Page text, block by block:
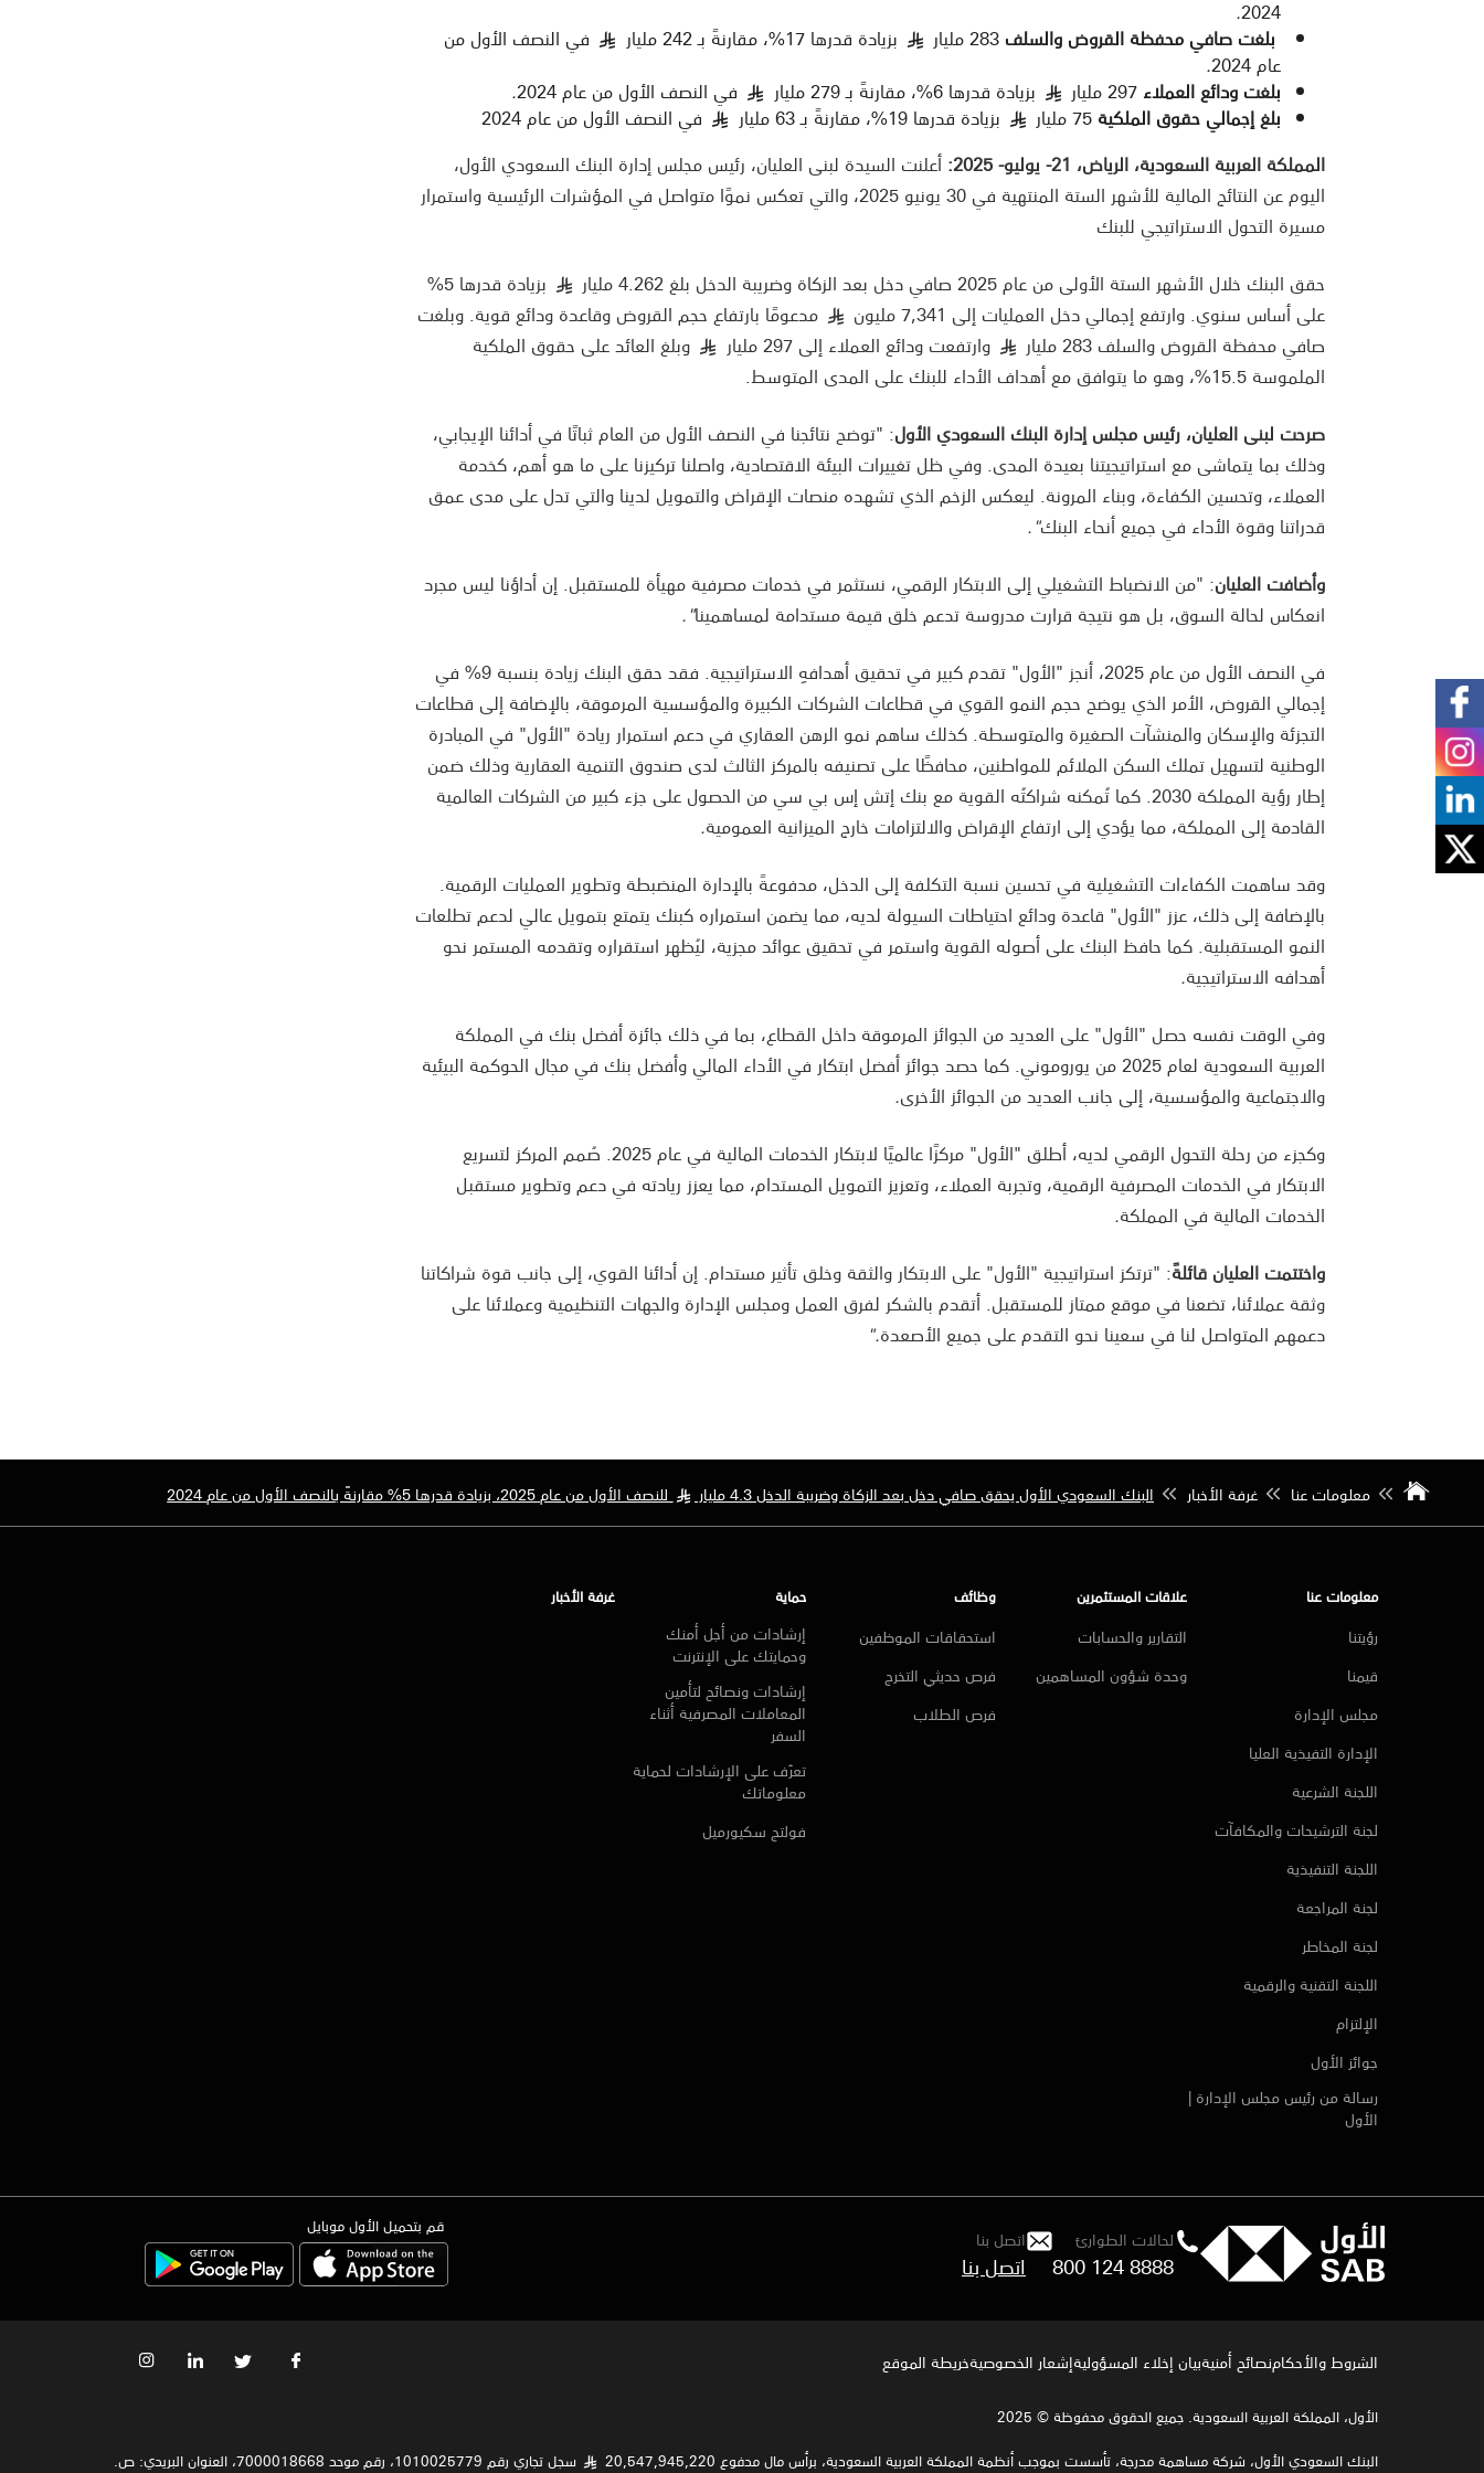
2024
.
بلغت صافي محفظة القروض والسلف
§ بزيادة قدرها 17%، مقارنةً بـ 242 مليار §
في النصف الأول من
عام 2024
.
بلغت ودائع العملاء
§ بزيادة قدرها 6%، مقارنةً بـ 279 مليار § في النصف الأول من عام 2024
.
بلغ إجمالي حقوق الملكية
§ بزيادة قدرها 19%، مقارنةً بـ 63 مليار §
في النصف الأول من عام 2024
المملكة العربية السعودية، الرياض، 21- يوليو- 2025:
أعلنت السيدة لبنى العليان، رئيس مجلس إدارة البنك السعودي الأول،
اليوم عن النتائج المالية للأشهر الستة المنتهية في 30 يونيو 2025، والتي تعكس نموًا متواصل في المؤشرات الرئيسية واستمرار
مسيرة التحول الاستراتيجي للبنك
حقق البنك خلال الأشهر الستة الأولى من عام 2025 صافي دخل بعد الزكاة وضريبة الدخل بلغ 4.262 مليار
§
بزيادة قدرها 5%
على أساس سنوي. وارتفع إجمالي دخل العمليات إلى 7,341 مليون
§ مدعومًا بارتفاع حجم القروض وقاعدة ودائع قوية. وبلغت
صافي محفظة القروض والسلف 283 مليار
§ وارتفعت ودائع العملاء إلى 297 مليار § وبلغ العائد على حقوق الملكية
الملموسة 15.5%، وهو ما يتوافق مع أهداف الأداء للبنك على المدى المتوسط.
صرحت لبنى العليان، رئيس مجلس إدارة البنك السعودي الأول: "توضح نتائجنا في النصف الأول من العام ثباتًا في أدائنا الإيجابي،
وذلك بما يتماشى مع استراتيجيتنا بعيدة المدى. وفي ظل تغييرات البيئة الاقتصادية، واصلنا تركيزنا على ما هو أهم، كخدمة
العملاء، وتحسين الكفاءة، وبناء المرونة. ليعكس الزخم الذي تشهده منصات الإقراض والتمويل لدينا والتي تدل على مدى عمق
قدراتنا وقوة الأداء في جميع أنحاء البنك".
وأضافت العليان: "من الانضباط التشغيلي إلى الابتكار الرقمي، نستثمر في خدمات مصرفية مهيأة للمستقبل. إن أداؤنا ليس مجرد
انعكاس لحالة السوق، بل هو نتيجة قرارت مدروسة تدعم خلق قيمة مستدامة لمساهمينا".
في النصف الأول من عام 2025، أنجز "الأول" تقدم كبير في تحقيق أهدافهِ الاستراتيجية. فقد حقق البنك زيادة بنسبة 9% في
إجمالي القروض، الأمر الذي يوضح حجم النمو القوي في قطاعات الشركات الكبيرة والمؤسسية المرموقة، بالإضافة إلى قطاعات
التجزئة والإسكان والمنشآت الصغيرة والمتوسطة. كذلك ساهم نمو الرهن العقاري في دعم استمرار ريادة "الأول" في المبادرة
الوطنية لتسهيل تملك السكن الملائم للمواطنين، محافظًا على تصنيفه بالمركز الثالث لدى صندوق التنمية العقارية وذلك ضمن
إطار رؤية المملكة 2030. كما تُمكنه شراكتُه القوية مع بنك
إتش إس بي سي من الحصول على جزء كبير من الشركات العالمية
القادمة إلى المملكة، مما يؤدي إلى ارتفاع الإقراض والالتزامات خارج الميزانية العمومية.
وقد ساهمت الكفاءات التشغيلية في تحسين نسبة التكلفة إلى الدخل، مدفوعةً بالإدارة المنضبطة وتطوير العمليات الرقمية.
بالإضافة إلى ذلك، عزز "الأول" قاعدة ودائع احتياطات السيولة لديه، مما يضمن استمراره كبنك يتمتع بتمويل عالي لدعم تطلعات
النمو المستقبلية. كما حافظ البنك على أصوله القوية واستمر في تحقيق عوائد مجزية، ليُظهر استقراره وتقدمه المستمر نحو
أهدافه الاستراتيجية.
وفي الوقت نفسه حصل "الأول" على العديد من الجوائز المرموقة داخل القطاع، بما في ذلك جائزة أفضل بنك في المملكة
العربية السعودية لعام 2025 من يوروموني. كما حصد جوائز أفضل ابتكار في الأداء المالي وأفضل بنك في مجال الحوكمة البيئية
والاجتماعية والمؤسسية، إلى جانب العديد من الجوائز الأخرى.
وكجزء من رحلة التحول الرقمي لديه، أطلق "الأول" مركزًا عالميًا لابتكار الخدمات المالية في عام 2025. صُمم المركز لتسريع
الابتكار في الخدمات المصرفية الرقمية، وتجربة العملاء، وتعزيز التمويل المستدام، مما يعزز ريادته في دعم وتطوير مستقبل
الخدمات المالية في المملكة.
واختتمت العليان قائلةً: "ترتكز استراتيجية "الأول" على الابتكار والثقة وخلق تأثير مستدام. إن أدائنا القوي، إلى جانب قوة شراكاتنا
وثقة عملائنا، تضعنا في موقع ممتاز للمستقبل. أتقدم بالشكر لفرق العمل ومجلس الإدارة والجهات التنظيمية وعملائنا على
دعمهم المتواصل لنا في سعينا نحو التقدم على جميع الأصعدة."
معلومات عنا غرفة الأخبار البنك السعودي الأول يحقق صافي دخل بعد الزكاة وضريبة الدخل 4.3 مليار § للنصف الأول من عام 2025، بزيادة قدرها 5% مقارنةً بالنصف الأول من عام 2024
معلومات عنا
رؤيتنا
قيمنا
مجلس الإدارة
الإدارة التفيذية العليا
اللجنة الشرعية
لجنة الترشيحات والمكافآت
اللجنة التنفيذية
لجنة المراجعة
لجنة المخاطر
اللجنة التقنية والرقمية
الإلتزام
جوائز الأول
رسالة من رئيس مجلس الإدارة |
الأول
علاقات المستثمرين
التقارير والحسابات
وحدة شؤون المساهمين
وظائف
استحقاقات الموظفين
فرص حديثي التخرج
فرص الطلاب
حماية
إرشادات من أجل أمنك
وحمايتك على الإنترنت
إرشادات ونصائح لتأمين
المعاملات المصرفية أثناء
السفر
تعرّف على الإرشادات لحماية
معلوماتك
فولتج سكيورميل
غرفة الأخبار
لحالات الطوارئ
800 124 8888
اتصل بنا قم بتحميل الأول موبايل
الشروط والأحكامنصائح أمنيةبيان إخلاء المسؤوليةإشعار الخصوصية‍خريطة الموقع
الأول، المملكة العربية السعودية. جميع الحقوق محفوظة © 2025
البنك السعودي الأول، شركة مساهمة مدرجة، تأسست بموجب أنظمة المملكة العربية السعودية، برأس مال مدفوع 20,547,945,220
§
سجل تجاري رقم 1010025779، رقم موحد 7000018668، العنوان البريدي: ص.